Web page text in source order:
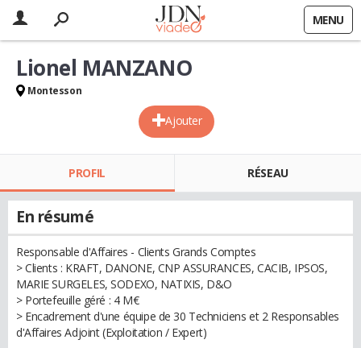
MENU
Ajouter
Lionel MANZANO
Montesson
PROFIL RÉSEAU
En résumé
Responsable d'Affaires - Clients Grands Comptes
> Clients : KRAFT, DANONE, CNP ASSURANCES, CACIB, IPSOS,
MARIE SURGELES, SODEXO, NATIXIS, D&O
> Portefeuille géré : 4 M€
> Encadrement d'une équipe de 30 Techniciens et 2 Responsables
d'Affaires Adjoint (Exploitation / Expert)